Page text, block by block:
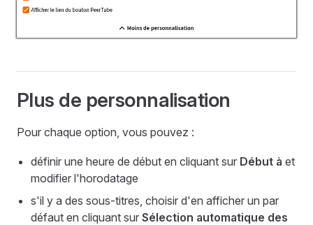
Plus de personnalisation
Pour chaque option, vous pouvez :
définir une heure de début en cliquant sur Début à et
modifier l'horodatage
s'il y a des sous-titres, choisir d'en afficher un par
défaut en cliquant sur Sélection automatique des